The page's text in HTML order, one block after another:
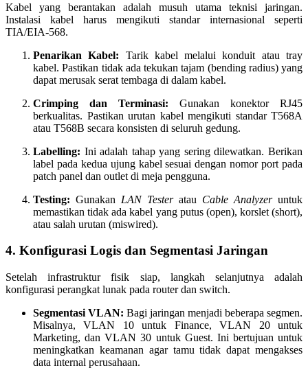
Kabel yang berantakan adalah musuh utama teknisi jaringan.
Instalasi kabel harus mengikuti standar internasional seperti
TIA/EIA-568.
Penarikan Kabel: Tarik kabel melalui konduit atau tray
kabel. Pastikan tidak ada tekukan tajam (bending radius) yang
dapat merusak serat tembaga di dalam kabel.
Crimping dan Terminasi: Gunakan konektor RJ45
berkualitas. Pastikan urutan kabel mengikuti standar T568A
atau T568B secara konsisten di seluruh gedung.
Labelling: Ini adalah tahap yang sering dilewatkan. Berikan
label pada kedua ujung kabel sesuai dengan nomor port pada
patch panel dan outlet di meja pengguna.
Testing: Gunakan LAN Testeratau Cable Analyzeruntuk
memastikan tidak ada kabel yang putus (open), korslet (short),
atau salah urutan (miswired).
4. Konfigurasi Logis dan Segmentasi Jaringan
Setelah infrastruktur fisik siap, langkah selanjutnya adalah
konfigurasi perangkat lunak pada router dan switch.
Segmentasi VLAN: Bagi jaringan menjadi beberapa segmen.
Misalnya, VLAN 10 untuk Finance, VLAN 20 untuk
Marketing, dan VLAN 30 untuk Guest. Ini bertujuan untuk
meningkatkan keamanan agar tamu tidak dapat mengakses
data internal perusahaan.